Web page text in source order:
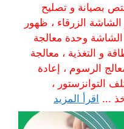
بصيانة و تصليح
الزرقاء ، ظهور
وحدة معالجة
و التغذية ، معالجة
الرسوم ، إعادة
التوانزستور ،
... اقرأ المزيد